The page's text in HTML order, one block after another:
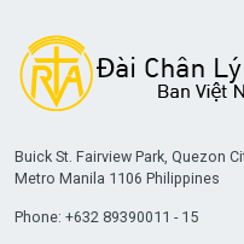
Buick St. Fairview Park, Quezon
Metro Manila 1106 Philippines
Phone: +632 89390011 - 15